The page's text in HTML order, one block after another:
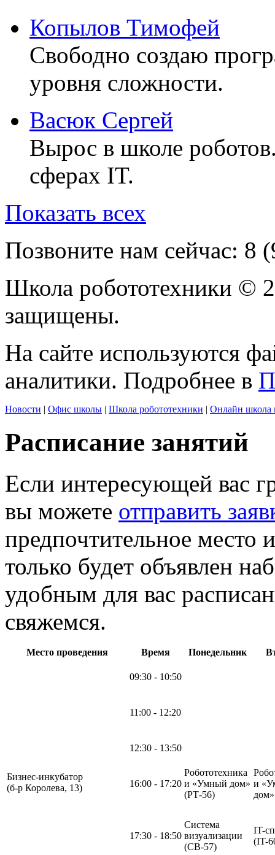
Копылов Тимофей
Свободно создаю
уровня сложности.
Васюк Сергей
Вырос в школе
сферах IT.
Показать всех
Позвоните нам сейчас: 8
Школа робототехники ©
защищены.
На сайте используются
аналитики. Подробнее в
Новости | Офис школы | Школа робототехники | Онлайн школа
Расписание занятий
Если интересующей вас
вы можете отправить
предпочтительное место
только будет объявлен
удобным для вас
свяжемся.
Место проведения Время Понедельник
Бизнес-инкубатор
(б-р Королева, 13)
09:30 - 10:50
11:00 - 12:20
12:30 - 13:50
16:00 - 17:20
Робототехника
и «Умный дом»
(РТ-56)
и
17:30 - 18:50
Система
визуализации
(СВ-57)
IT-
(IT-